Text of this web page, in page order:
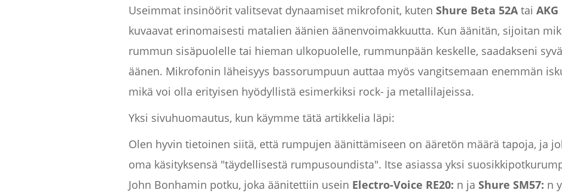
Useimmat insinöörit valitsevat dynaamiset mikrofonit, kutenShure Beta 52AtaiAKG
kuvaavat erinomaisesti matalien äänien äänenvoimakkuutta. Kun äänitän, sijoitan
rummun sisäpuolelle tai hieman ulkopuolelle, rummunpään keskelle, saadakseni
äänen. Mikrofonin läheisyys bassorumpuun auttaa myös vangitsemaan enemmän
mikä voi olla erityisen hyödyllistä esimerkiksi rock- ja metallilajeissa.
Yksi sivuhuomautus, kun käymme tätä artikkelia läpi:
Olen hyvin tietoinen siitä, että rumpujen äänittämiseen on ääretön määrä tapoja, ja
oma käsityksensä "täydellisestä rumpusoundista". Itse asiassa yksi
John Bonhamin potku, joka äänitettiin usein Electro-Voice RE20: n jaShure SM57: n